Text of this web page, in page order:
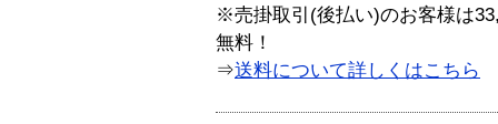
※売掛取引(後払い)のお客様は
無料！
⇒送料について詳しくはこちら